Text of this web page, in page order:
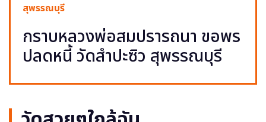
สุพรรณบุรี
กราบหลวงพ่อสมปรารถนา ขอพร
ปลดหนี้ วัดสำปะซิว สุพรรณบุรี